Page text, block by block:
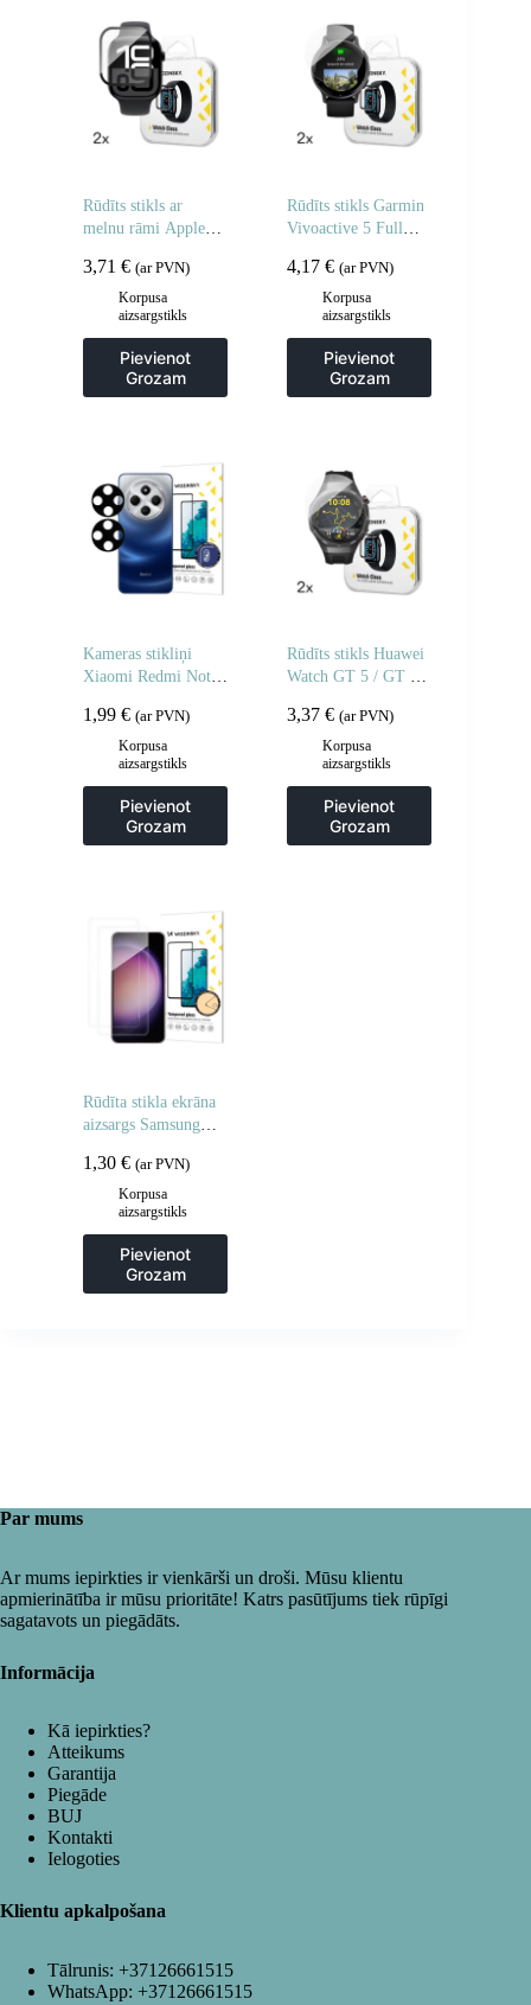
Rūdīts stikls ar
melnu rāmi Apple
Glue – 2 gab.
3,71 € (ar PVN)
Korpusa
aizsargstikls
Pievienot
Grozam
Rūdīts stikls Garmin
Vivoactive 5 Full
gab.
4,17€ (ar PVN)
Korpusa
aizsargstikls
Pievienot
Grozam
Kameras stikliņi
Xiaomi Redmi Note
stikli 2 gab.
1,99 € (ar PVN)
Korpusa
aizsargstikls
Pievienot
Grozam
Rūdīts stikls Huawei
Watch GT 5 / GT 5
Pro / GT 3 / GT 3
Pro Full Glue 42mm
– 2 gab.
3,37€ (ar PVN)
Korpusa
aizsargstikls
Pievienot
Grozam
Rūdīta stikla ekrāna
aizsargs Samsung
stikla ekrāna aizsargs
– 2 gab.
1,30 € (ar PVN)
Korpusa
aizsargstikls
Pievienot
Grozam
Par mums
Ar mums iepirkties ir vienkārši un droši. Mūsu klientu
apmierinātība ir mūsu prioritāte! Katrs pasūtījums tiek rūpīgi
sagatavots un piegādāts.
Informācija
Kā iepirkties?
Atteikums
Garantija
Piegāde
BUJ
Kontakti
Ielogoties
Klientu apkalpošana
Tālrunis: +37126661515
WhatsApp: +37126661515